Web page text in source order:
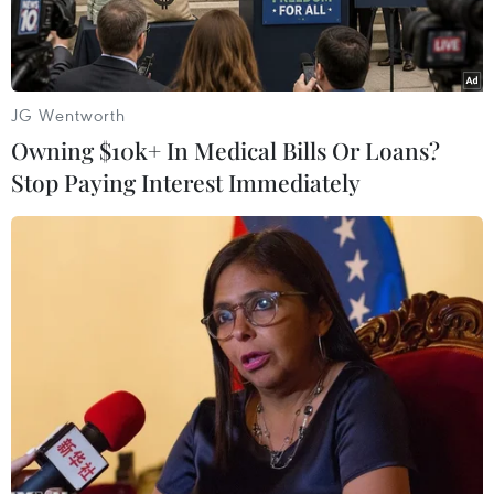
Lấy mẫu test nhanh COVID-19 cho người dân tại phường 4,
thành phố Vĩnh Long. (Ảnh: Lê Thúy Hằng/TTXVN)
Chủ tịch Ủy ban Nhân dân tỉnh Vĩnh Long Lữ
Quang Ngời vừa có công văn yêu cầu các cấp,
JG Wentworth
Owning $10k+ In Medical Bills Or Loans?
Stop Paying Interest Immediately